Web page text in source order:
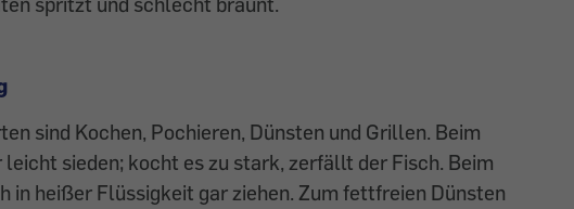
sind Kochen, Pochieren, Dünsten und Grillen. Beim
sieden; kocht es zu stark, zerfällt der Fisch. Beim
in heißer Flüssigkeit gar ziehen. Zum fettfreien Dünsten